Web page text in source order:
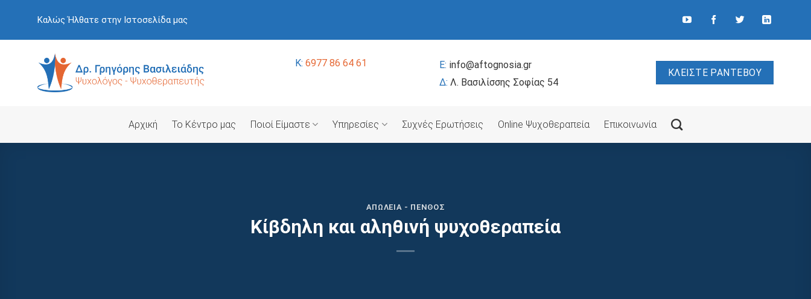
content
Καλώς Ήλθατε στην Ιστοσελίδα μας
K: 6977 86 64 61 E: info@aftognosia.gr
Δ: Λ. Βασιλίσσης Σοφίας 54
ΚΛΕΙΣΤΕ ΡΑΝΤΕΒΟΥ
Αρχική Το Κέντρο μας Ποιοί Είμαστε Υπηρεσίες Συχνές Ερωτήσεις Online Ψυχοθεραπεία Επικοινωνία
ΑΠΏΛΕΙΑ - ΠΈΝΘΟΣ
Κίβδηλη και αληθινή ψυχοθεραπεία